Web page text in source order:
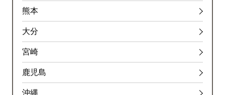
熊本
大分
宮崎
鹿児島
沖縄